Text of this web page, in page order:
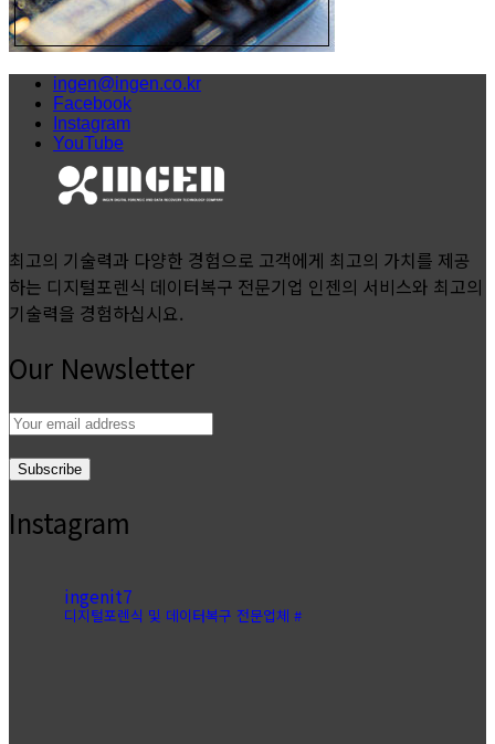
ingen@ingen.co.kr
Facebook
Instagram
YouTube
최고의 기술력과 다양한 경험으로 고객에게 최고의 가치를 제공
하는 디지털포렌식 데이터복구 전문기업 인젠의 서비스와 최고의
기술력을 경험하십시요.
Our Newsletter
Email
address:
Instagram
ingenit7
디지털포렌식 및 데이터복구 전문업체 #